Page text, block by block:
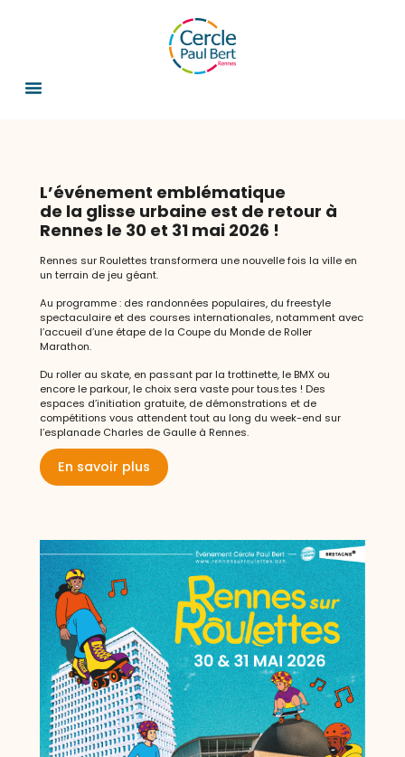
fait son grand retour du 28 avril au 10
13 créations originales, 29 représentations et 131
comédien(ne)s pour cette nouvelle édition du festival porté par
le Théâtre du Cercle depuis plus de 25 ans. Les troupes issues
proches du spectacle professionnel.
Découvrir la programmation